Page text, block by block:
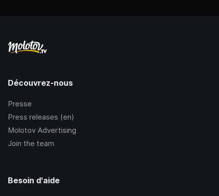
Découvrez-nous
Presse
Press releases (en)
Molotov Advertising
Join the team
Besoin d'aide